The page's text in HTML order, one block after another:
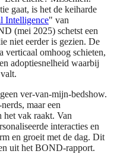
gaat, is het de keiharde
Intelligence" van
(mei 2025) schetst een
niet eerder is gezien. De
verticaal omhoog schieten,
adoptiesnelheid waarbij
ver-van-mijn-bedshow.
maar een
het vak raakt. Van
interacties en
en groeit met de dag. Dit
uit het BOND-rapport.